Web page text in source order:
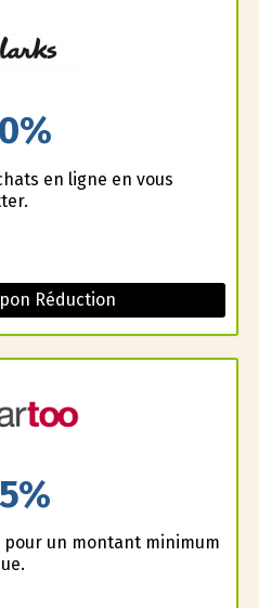
en ligne en vous
Réduction
pour un montant minimum